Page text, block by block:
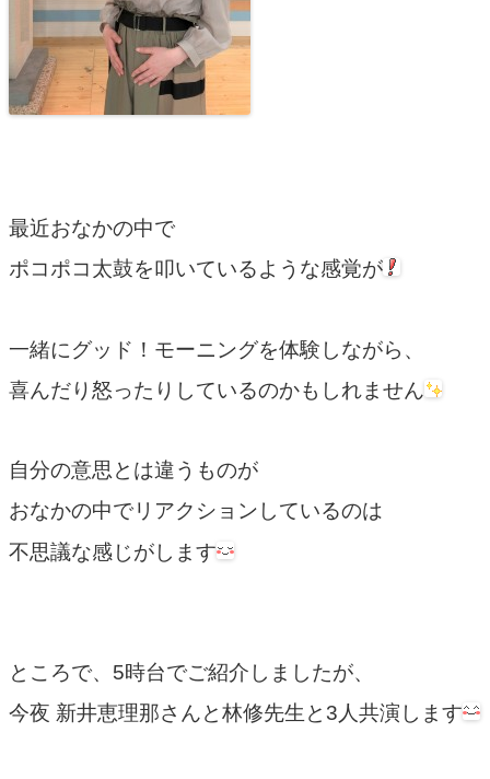
最近おなかの中で
ポコポコ太鼓を叩いているような感覚が
一緒にグッド！モーニングを体験しながら、
喜んだり怒ったりしているのかもしれません
自分の意思とは違うものが
おなかの中でリアクションしているのは
不思議な感じがします
ところで、5時台でご紹介しましたが、
今夜 新井恵理那さんと林修先生と3人共演します